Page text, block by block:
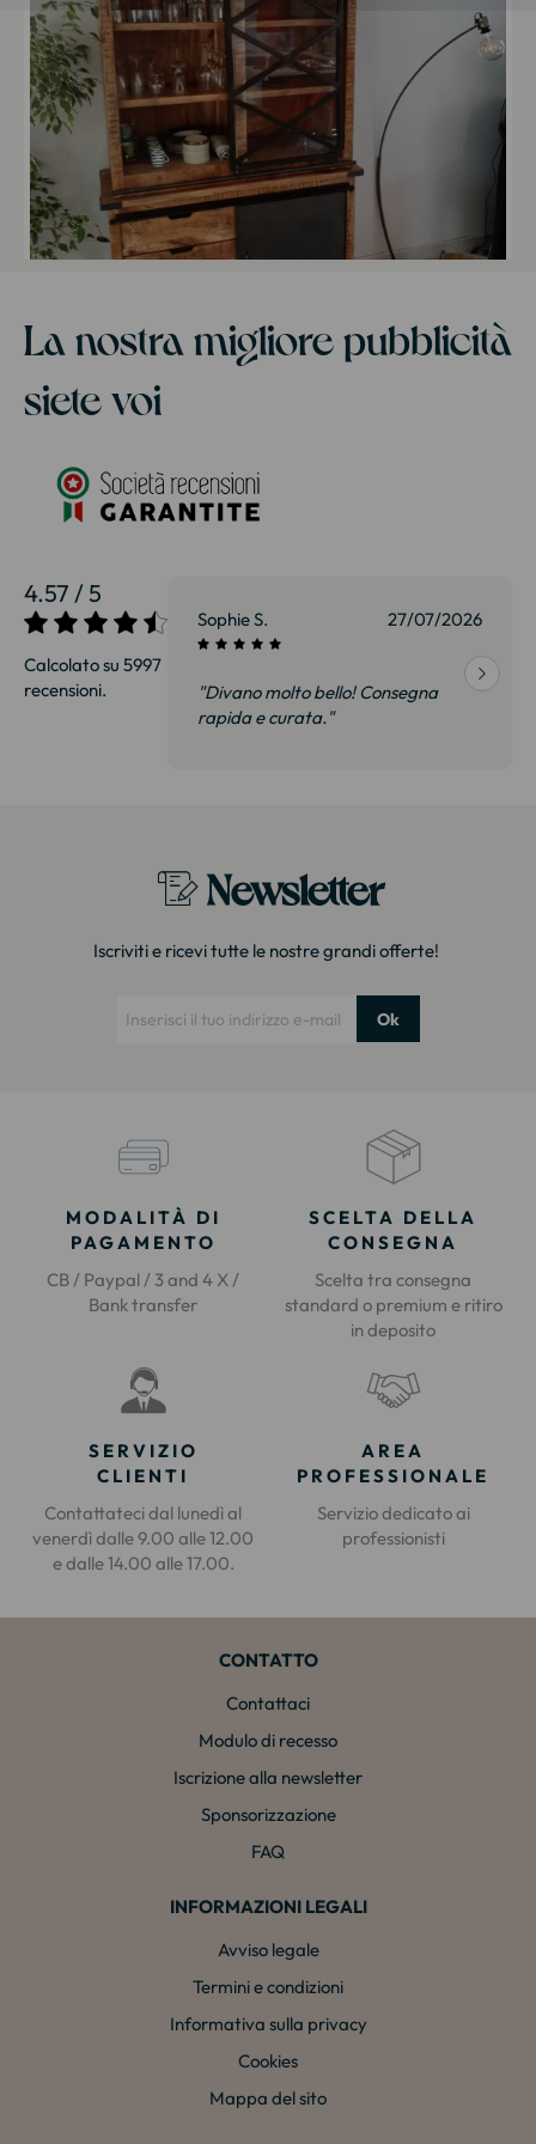
La nostra migliore pubblicità
siete voi
4.57 / 5
Calcolato su 5997
recensioni.
27/07/2026 Sophie S. 27/07/2026
"Divano molto bello! Consegna
rapida e curata."
Newsletter
Iscriviti e ricevi tutte le nostre grandi offerte!
Ok
MODALITÀ DI
PAGAMENTO
CB / Paypal / 3 and 4 X /
Bank transfer
SCELTA DELLA
CONSEGNA
Scelta tra consegna
standard o premium e ritiro
in deposito
SERVIZIO
CLIENTI
Contattateci dal lunedì al
venerdì dalle 9.00 alle 12.00
e dalle 14.00 alle 17.00.
AREA
PROFESSIONALE
Servizio dedicato ai
professionisti
CONTATTO
Contattaci
Modulo di recesso
Iscrizione alla newsletter
Sponsorizzazione
FAQ
INFORMAZIONI LEGALI
Avviso legale
Termini e condizioni
Informativa sulla privacy
Cookies
Mappa del sito